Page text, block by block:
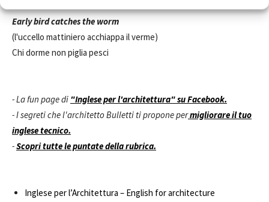
Early bird catches the worm
(l'uccello mattiniero acchiappa il verme)
Chi dorme non piglia pesci
- La fun page di "Inglese per l'architettura" suFacebook.
- I segreti che l'architetto Bulletti ti propone permigliorare il tuo
inglese tecnico.
-Scopri tutte le puntate della rubrica.
Inglese per l’Architettura – English for architecture